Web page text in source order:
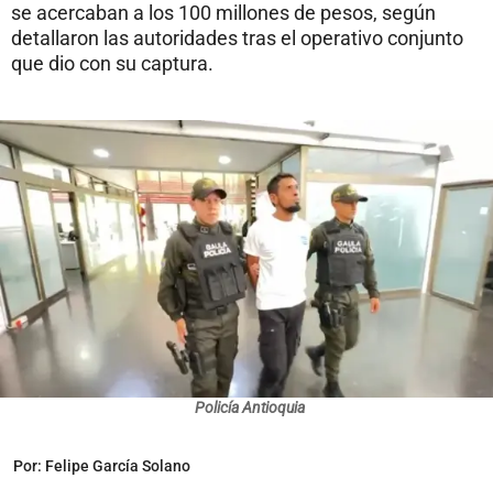
se acercaban a los 100 millones de pesos, según
detallaron las autoridades tras el operativo conjunto
que dio con su captura.
Policía Antioquia
Por: Felipe García Solano